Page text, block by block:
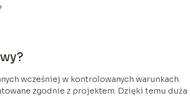
wcześniej w kontrolowanych warunkach.
zgodnie z projektem. Dzięki temu duża